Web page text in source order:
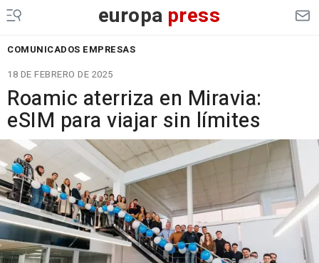
europa press
COMUNICADOS EMPRESAS
18 DE FEBRERO DE 2025
Roamic aterriza en Miravia:
eSIM para viajar sin límites